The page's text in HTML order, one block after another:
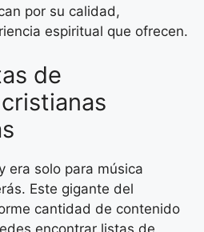
por su calidad,
espiritual que ofrecen.
de
era solo para música
Este gigante del
cantidad de contenido